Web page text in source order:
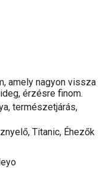
amely nagyon vissza
érzésre finom.
természetjárás,
Titanic, Éhezők